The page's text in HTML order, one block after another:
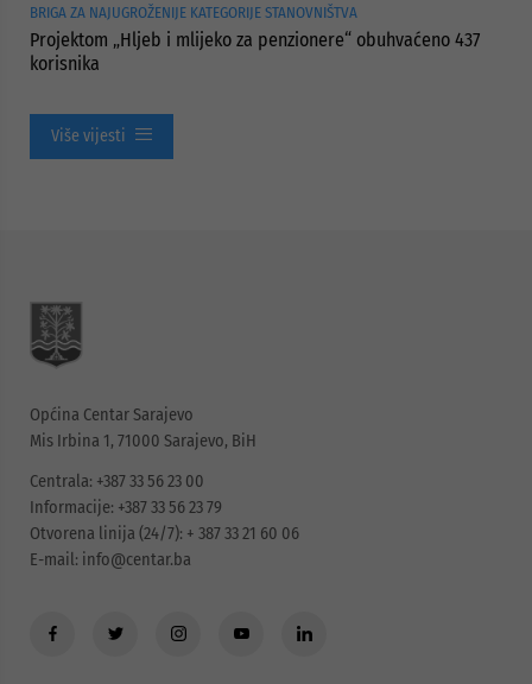
BRIGA ZA NAJUGROŽENIJE KATEGORIJE STANOVNIŠTVA
Projektom „Hljeb i mlijeko za penzionere“ obuhvaćeno 437
korisnika
Više vijesti
Općina Centar Sarajevo
Mis Irbina 1, 71000 Sarajevo, BiH
Centrala: +387 33 56 23 00
Informacije: +387 33 56 23 79
Otvorena linija (24/7): + 387 33 21 60 06
E-mail: info@centar.ba